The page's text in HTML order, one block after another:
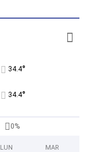
34.4°
34.4°
0%
LUN MAR